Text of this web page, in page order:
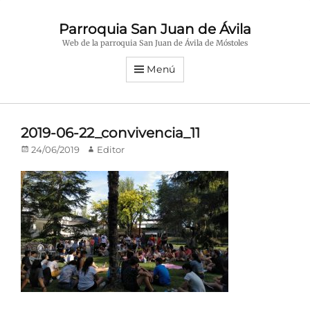
Parroquia San Juan de Ávila
Web de la parroquia San Juan de Ávila de Móstoles
Menú
2019-06-22_convivencia_11
Publicado
24/06/2019 Autor
Editor